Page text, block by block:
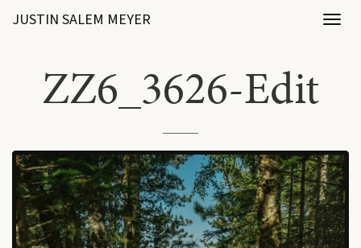
JUSTIN SALEM MEYER
ZZ6_3626-Edit